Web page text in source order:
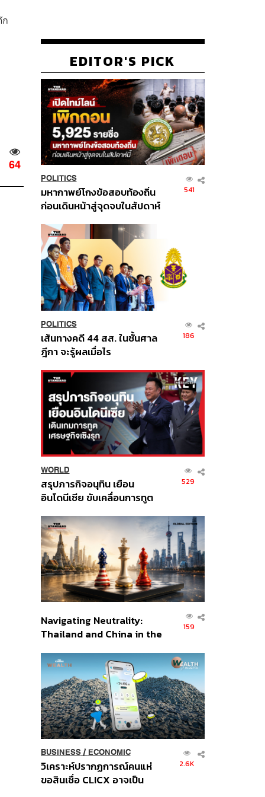
64
EDITOR'S PICK
POLITICS
มหากาพย์โกงข้อสอบท้องถิ่น
ก่อนเดินหน้าสู่จุดจบในสัปดาห์
541
POLITICS
เส้นทางคดี 44 สส. ในชั้นศาล
ฎีกา จะรู้ผลเมื่อไร
186
WORLD
สรุปภารกิจอนุทิน เยือน
อินโดนีเซีย ขับเคลื่อนการทูต
ส่วนยุทธศาสตร์ไทย –
อินโดนีเซีย
529
Navigating Neutrality:
Thailand and China in the
Order
159
BUSINESS/ ECONOMIC
วิเคราะห์ปรากฏการณ์คนแห่
ขอสินเชื่อ CLICX อาจเป็น
2.6K